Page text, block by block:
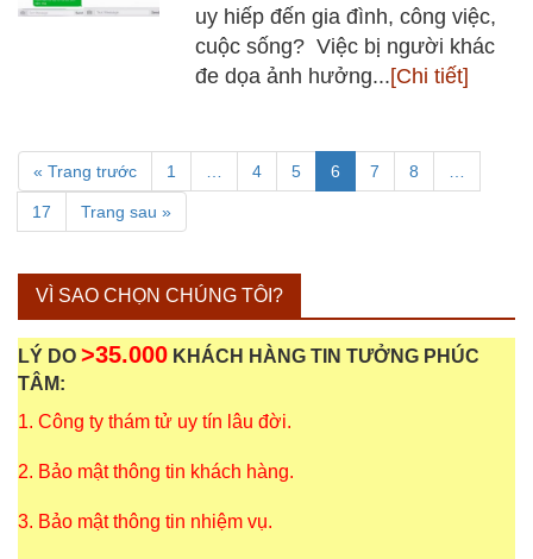
uy hiếp đến gia đình, công việc,
cuộc sống? Việc bị người khác
đe dọa ảnh hưởng...[Chi tiết]
« Trang trước 1 4 5 6 7 8
17 Trang sau »
VÌ SAO CHỌN CHÚNG TÔI?
LÝ DO >35.000 KHÁCH HÀNG TIN TƯỞNG PHÚC
TÂM:
1. Công ty thám tử uy tín lâu đời.
2. Bảo mật thông tin khách hàng.
3. Bảo mật thông tin nhiệm vụ.